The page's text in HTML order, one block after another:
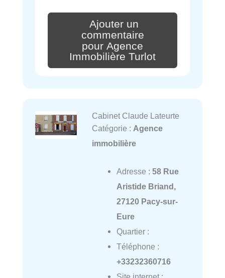
Ajouter un
commentaire
pour Agence
Immobilière Turlot
Cabinet Claude Lateurte
Catégorie : Agence
immobilière
Adresse : 58 Rue
Aristide Briand,
27120 Pacy-sur-
Eure
Quartier :
Téléphone :
+33232360716